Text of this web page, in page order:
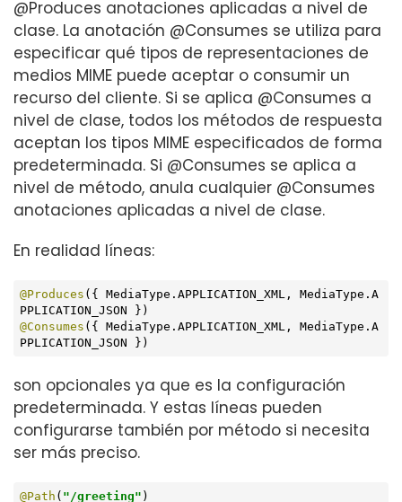
@Produces anotaciones aplicadas a nivel de
clase. La anotación @Consumes se utiliza para
especificar qué tipos de representaciones de
medios MIME puede aceptar o consumir un
recurso del cliente. Si se aplica @Consumes a
nivel de clase, todos los métodos de respuesta
aceptan los tipos MIME especificados de forma
predeterminada. Si @Consumes se aplica a
nivel de método, anula cualquier @Consumes
anotaciones aplicadas a nivel de clase.
En realidad líneas:
@Produces ({ MediaType.APPLICATION_XML, MediaType.A
@Consumes ({ MediaType.APPLICATION_XML, MediaType.A
PPLICATION_JSON })
son opcionales ya que es la configuración
predeterminada. Y estas líneas pueden
configurarse también por método si necesita
ser más preciso.
@Path ( "/greeting"